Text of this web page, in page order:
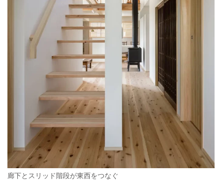
廊下とスリッド階段が東西をつなぐ